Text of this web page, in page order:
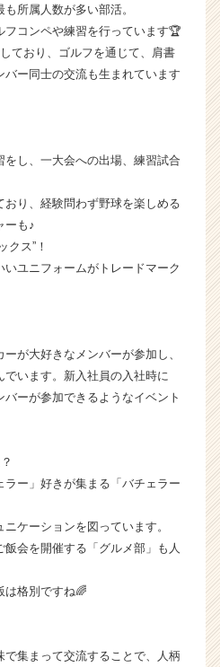
所属人数が多い部活。
コンペや練習を行っています🏆
ており、ゴルフを通じて、肩書
ー同士の交流も生まれています
をし、一大会への出場、練習試合
り、経験問わず野球を楽しめる
ーも♪
クス”！
ユニフォームがトレードマーク
が大好きなメンバーが参加し、
います。新入社員の入社時に
ーが参加できるようなイベント
ー」好きが集まる「バチェラー
ケーションを図っています。
飯会を開催する「グルメ部」も人
は格別ですね🌈
集まって交流することで、人柄